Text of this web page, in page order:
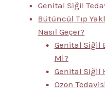
Genital Siğil
Bütüncül Tıp
Nasıl Geçer?
Genital Siğil
Mi?
Genital Siğil
Ozon